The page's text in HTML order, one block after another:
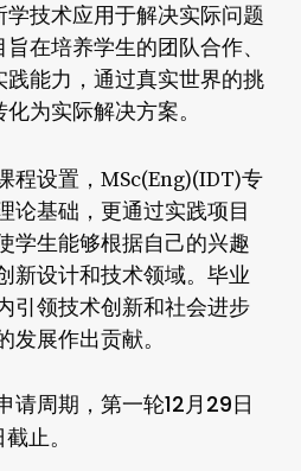
技术应用于解决实际问题
在培养学生的团队合作、
能力，通过真实世界的挑
为实际解决方案。
程设置，MSc(Eng)(IDT)专
论基础，更通过实践项目
学生能够根据自己的兴趣
新设计和技术领域。毕业
引领技术创新和社会进步
展作出贡献。
请周期， 第一轮12月29日
截止。